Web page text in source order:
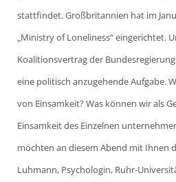
stattfindet.Großbritannien hat im
„Ministry of Loneliness“ eingerichtet.
Koalitionsvertrag der
eine politisch anzugehende Aufgabe.
von Einsamkeit? Was können wir als
Einsamkeit des Einzelnen
möchten an diesem Abend mit Ihnen
Luhmann, Psychologin, Ruhr-